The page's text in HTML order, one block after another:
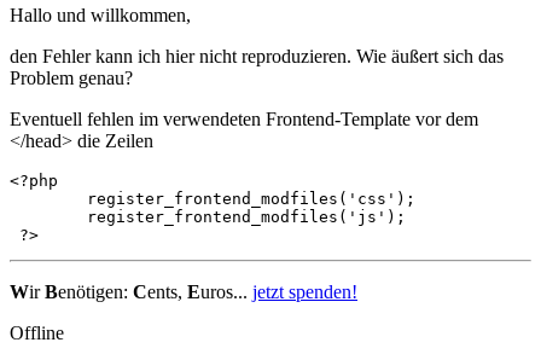
Hallo und willkommen,
den Fehler kann ich hier nicht reproduzieren. Wie äußert sich das
Problem genau?
Eventuell fehlen im verwendeten Frontend-Template vor dem
</head> die Zeilen
<?php
?>
WirBenötigen: Cents, Euros... jetzt spenden!
Offline